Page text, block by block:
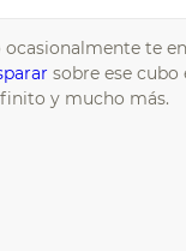
ocasionalmente te
sobre ese
y mucho más.